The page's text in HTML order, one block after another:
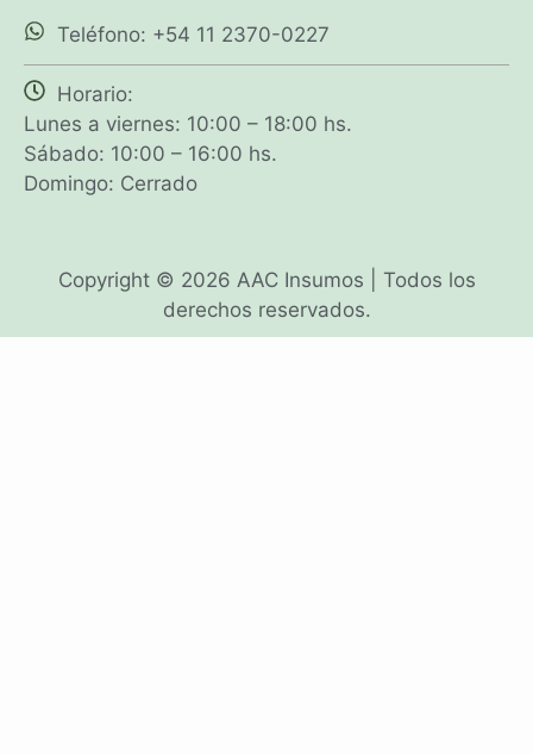
Teléfono: +54 11 2370-0227
Horario:
Lunes a viernes: 10:00 – 18:00 hs.
Sábado: 10:00 – 16:00 hs.
Domingo: Cerrado
Copyright © 2026 AAC Insumos | Todos los
derechos reservados.